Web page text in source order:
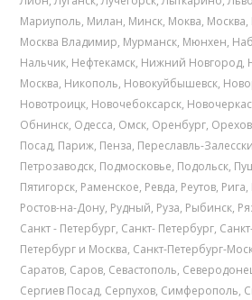
Мариуполь, Милан, Минск, Моква, Москва,
Москва Владимир, Мурманск, Мюнхен,
Нальчик, Нефтекамск, Нижний Новгород,
Москва, Никополь, Новокуйбышевск,
Новотроицк, Новочебоксарск,
Обнинск, Одесса, Омск, Оренбург,
Посад, Париж, Пенза, Переславль-
Петрозаводск, Подмосковье, Подольск,
Пятигорск, Раменское, Ревда, Реутов, Рига,
Ростов-на-Дону, Рудный, Руза, Рыбинск,
Санкт - Петербург, Санкт- Петербург,
Петербург и Москва, Санкт-Петербург-
Саратов, Саров, Севастополь,
Сергиев Посад, Серпухов, Симферополь,